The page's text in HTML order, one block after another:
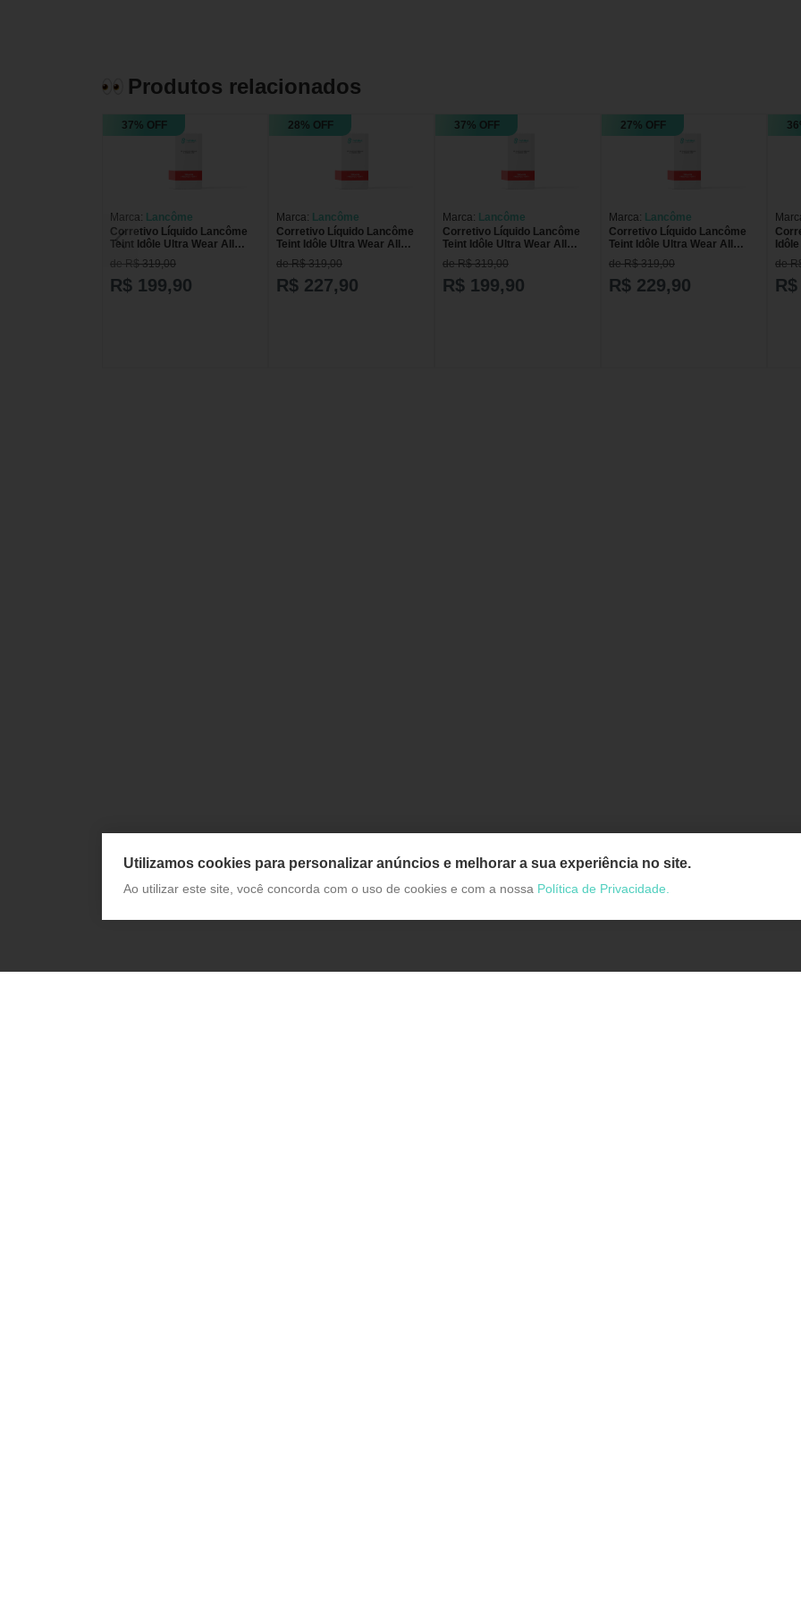
Produtos relacionados
37% OFF
Marca: Lancôme
Corretivo Líquido Lancôme
Teint Idôle Ultra Wear All
Suede 550
de R$ 319,00
R$ 199,90
28% OFF
Marca: Lancôme
Corretivo Líquido Lancôme
Teint Idôle Ultra Wear All
Over Matte Suede 460 13ml
Suede 460
de R$ 319,00
R$ 227,90
37% OFF
Marca: Lancôme
Corretivo Líquido Lancôme
Teint Idôle Ultra Wear All
Over Matte Suede 500 13ml
Suede 500
de R$ 319,00
R$ 199,90
27% OFF
Marca: Lancôme
Corretivo Líquido Lancôme
Teint Idôle Ultra Wear All
Over Matte Beige Nature 04
13ml Beige Nature 04
de R$ 319,00
R$ 229,90
de
Utilizamos cookies para personalizar anúncios e melhorar a sua experiência no site.
Ao utilizar este site, você concorda com o uso de cookies e com a nossa Política de Privacidade.